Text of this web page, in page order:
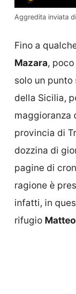
Aggredita inviata
Fino a
Mazara,
solo un
della Sicilia,
maggioranza
provincia di
dozzina di
pagine di
ragione è
infatti, in
rifugio